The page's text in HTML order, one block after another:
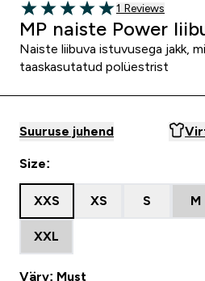
5 out of 5 stars
1 customer
1 Reviews
MP naiste Power
Naiste liibuva istuvusega jakk,
taaskasutatud polüestrist
Suuruse juhend
Size:
XXS XS S M
XXL
Värv: Must